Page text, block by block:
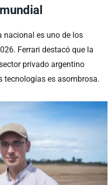
nacional es uno de los
Ferrari destacó que la
privado argentino
tecnologías es asombrosa.